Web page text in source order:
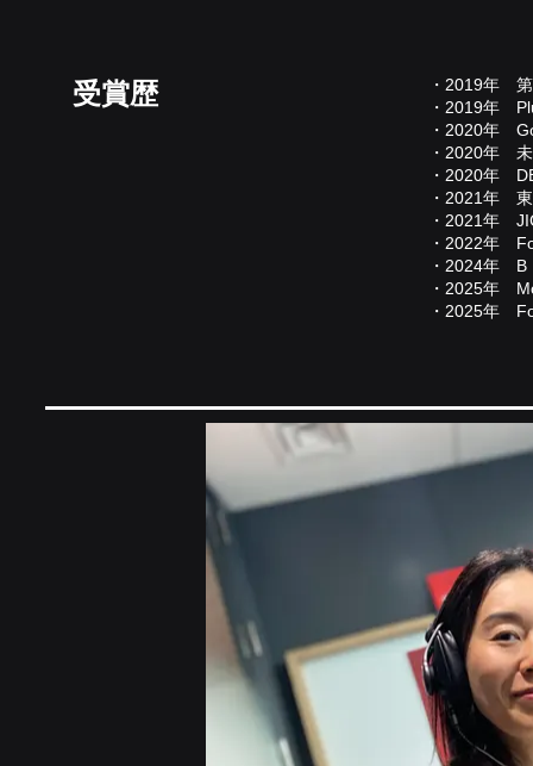
・2019年
・2019年
・2020年
・2020年
・2020年
・2021年 東
・2021年
・2022年
・2024年 B
・2025年
・2025年
受賞歴